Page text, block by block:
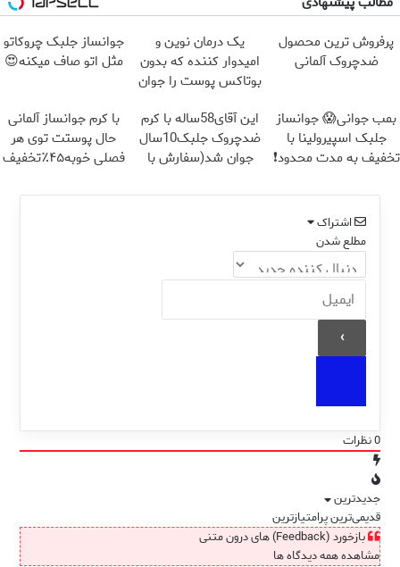
پرفروش ترین محصول
ضدچروک آلمانی
یک درمان نوین و
امیدوار کننده که بدون
بوتاکس پوست را جوان
جوانساز جلبک چروکاتو
مثل اتو صاف میکنه😍
بمب جوانی😱 جوانساز
جلبک اسپیرولینا با
تخفیف به مدت محدود❗
این آقای58ساله با کرم
ضدچروک جلبک10سال
جوان شد(سفارش با
با کرم جوانساز آلمانی
حال پوستت توی هر
فصلی خوبه۴۵٪تخفیف
اشتراک
مطلع شدن
0نظرات
جدیدترین
قدیمی‌ترینپرامتیازترین
بازخورد (Feedback) های درون متنی
مشاهده همه دیدگاه ها